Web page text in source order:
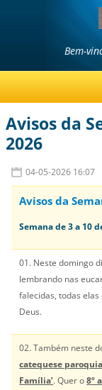
Bem-
Avisos da
2026
04-05-2026 16:07
Avisos da
Semana de 3 a 10
01. Neste domingo
lembrando nas
falecidas, todas
Deus.
02. Também neste
catequese
Família’. Quer o8º